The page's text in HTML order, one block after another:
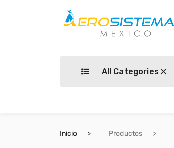
All Categories
Inicio Productos